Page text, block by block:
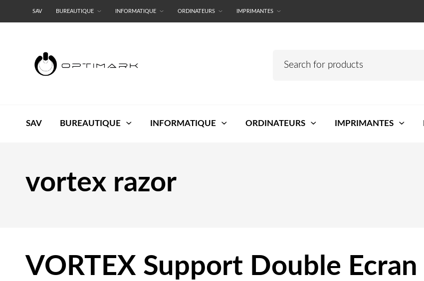
SAV BUREAUTIQUE INFORMATIQUE ORDINATEURS IMPRIMANTES
SAV BUREAUTIQUE INFORMATIQUE ORDINATEURS IMPRIMANTES
vortex razor
VORTEX Support Double Ecran
Rechercher